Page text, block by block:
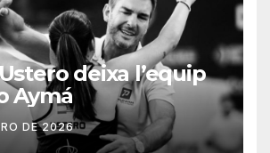
deixa l’equip
Aymá
DE 2026